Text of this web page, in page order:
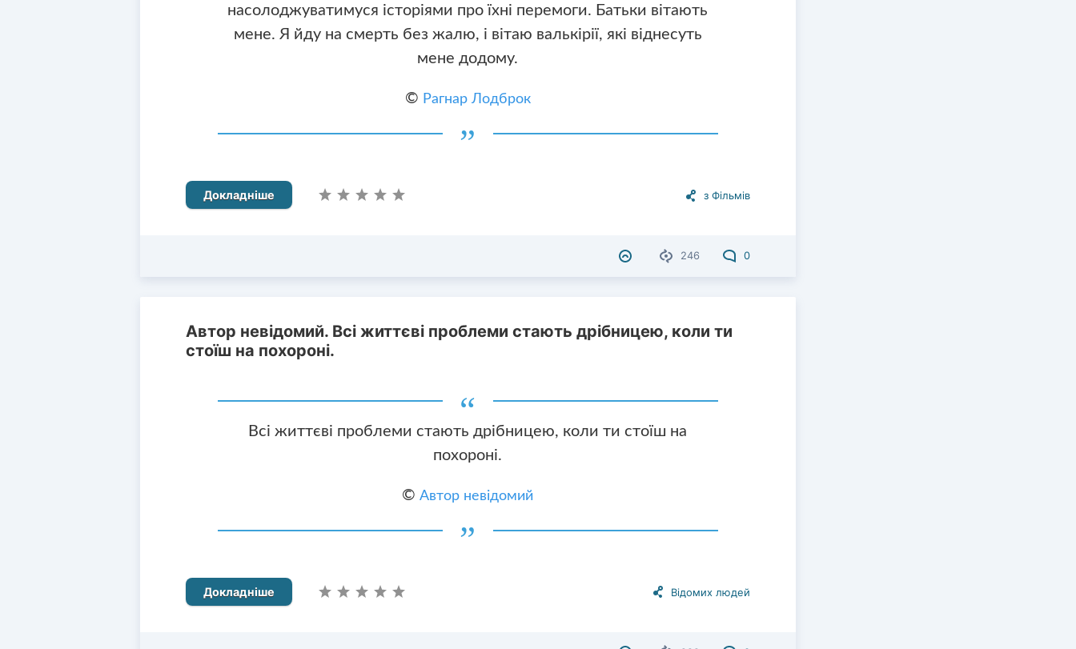
насолоджуватимуся історіями про їхні перемоги. Батьки вітають
мене. Я йду на смерть без жалю, і вітаю валькірії, які віднесуть
мене додому.
© Рагнар Лодброк
з Фільмів
Докладніше
246 0
Автор невідомий. Всі життєві проблеми стають дрібницею, коли ти
стоїш на похороні.
Всі життєві проблеми стають дрібницею, коли ти стоїш на
похороні.
©Автор невідомий
Відомих людей
Докладніше